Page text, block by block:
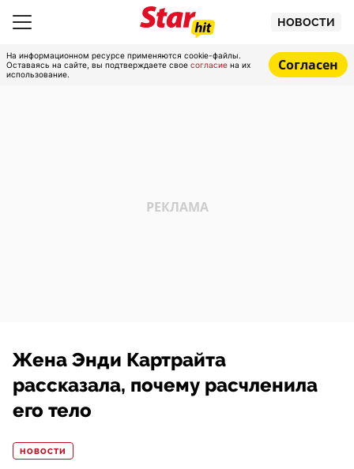
НОВОСТИ
На информационном ресурсе применяются cookie-файлы.
Оставаясь на сайте, вы подтверждаете свое согласие на их
использование.
Согласен
Жена Энди Картрайта
рассказала, почему расчленила
его тело
НОВОСТИ